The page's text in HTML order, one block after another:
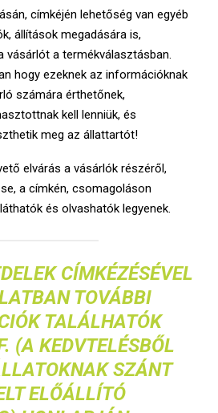
címkéjén lehetőség van egyéb
állítások megadására is,
vásárlót a termékválasztásban.
hogy ezeknek az információknak
számára érthetőnek,
kell lenniük, és
meg az állattartót!
elvárás a vásárlók részéről,
a címkén, csomagoláson
és olvashatók legyenek.
CÍMKÉZÉSÉVEL
TOVÁBBI
TALÁLHATÓK
. (A KEDVTELÉSBŐL
SZÁNT
ELŐÁLLÍTÓ